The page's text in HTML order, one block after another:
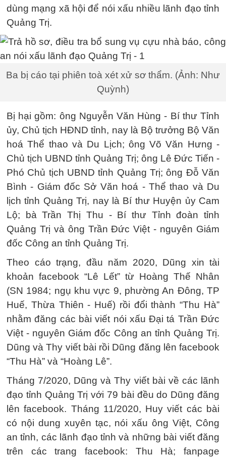
dùng mạng xã hội để nói xấu nhiều lãnh đạo tỉnh
Quảng Trị.
Ba bị cáo tại phiên toà xét xử sơ thẩm. (Ảnh: Như
Quỳnh)
Bị hại gồm: ông Nguyễn Văn Hùng - Bí thư Tỉnh
ủy, Chủ tịch HĐND tỉnh, nay là Bộ trưởng Bộ Văn
hoá Thể thao và Du Lịch; ông Võ Văn Hưng -
Chủ tịch UBND tỉnh Quảng Trị; ông Lê Đức Tiến -
Phó Chủ tịch UBND tỉnh Quảng Trị; ông Đỗ Văn
Bình - Giám đốc Sở Văn hoá - Thể thao và Du
lịch tỉnh Quảng Trị, nay là Bí thư Huyện ủy Cam
Lộ; bà Trần Thị Thu - Bí thư Tỉnh đoàn tỉnh
Quảng Trị và ông Trần Đức Việt - nguyên Giám
đốc Công an tỉnh Quảng Trị.
Theo cáo trạng, đầu năm 2020, Dũng xin tài
khoản facebook “Lê Lết” từ Hoàng Thế Nhân
(SN 1984; ngụ khu vực 9, phường An Đông, TP
Huế, Thừa Thiên - Huế) rồi đổi thành “Thu Hà”
nhằm đăng các bài viết nói xấu Đại tá Trần Đức
Việt - nguyên Giám đốc Công an tỉnh Quảng Trị.
Dũng và Thy viết bài rồi Dũng đăng lên facebook
“Thu Hà” và “Hoàng Lê”.
Tháng 7/2020, Dũng và Thy viết bài về các lãnh
đạo tỉnh Quảng Trị với 79 bài đều do Dũng đăng
lên facebook. Tháng 11/2020, Huy viết các bài
có nội dung xuyên tạc, nói xấu ông Việt, Công
an tỉnh, các lãnh đạo tỉnh và những bài viết đăng
trên các trang facebook: Thu Hà; fanpage